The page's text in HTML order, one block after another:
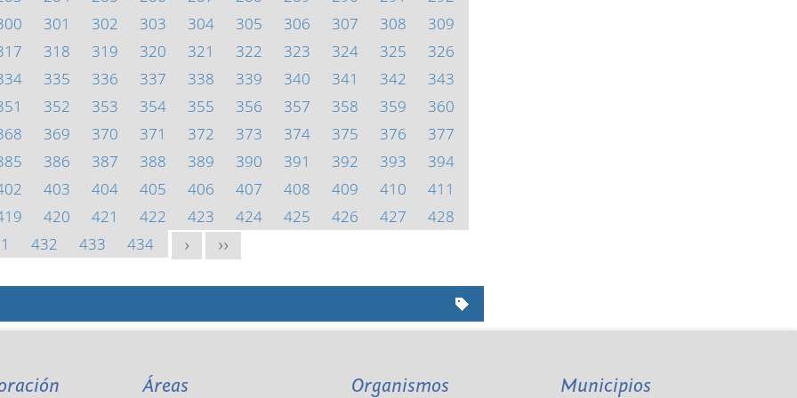
301 302 303 304 305 306 307 308
309
318 319 320 321 322 323 324 325
326
335 336 337 338 339 340 341 342
343
352 353 354 355 356 357 358 359
360
369 370 371 372 373 374 375 376
377
386 387 388 389 390 391 392 393
394
403 404 405 406 407 408 409 410
411
420 421 422 423 424 425 426 427
428
432 433 434 > >>
Áreas Organismos Municipios